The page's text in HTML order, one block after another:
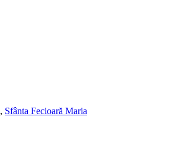
, Sfânta Fecioară Maria